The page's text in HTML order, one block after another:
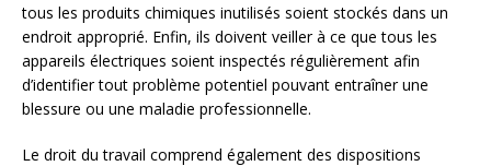
tous les produits chimiques inutilisés soient stockés dans un
endroit approprié. Enfin, ils doivent veiller à ce que tous les
appareils électriques soient inspectés régulièrement afin
d’identifier tout problème potentiel pouvant entraîner une
blessure ou une maladie professionnelle.
Le droit du travail comprend également des dispositions